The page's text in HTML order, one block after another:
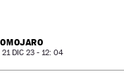
21 DIC 23 - 12: 04